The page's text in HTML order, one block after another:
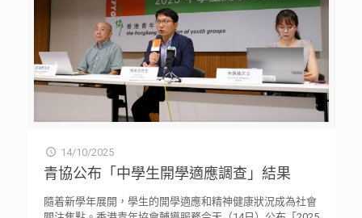
14/10/2025
青協公布「中學生開學適應調查」結果
隨着新學年展開，學生的開學適應和精神健康狀況成為社會